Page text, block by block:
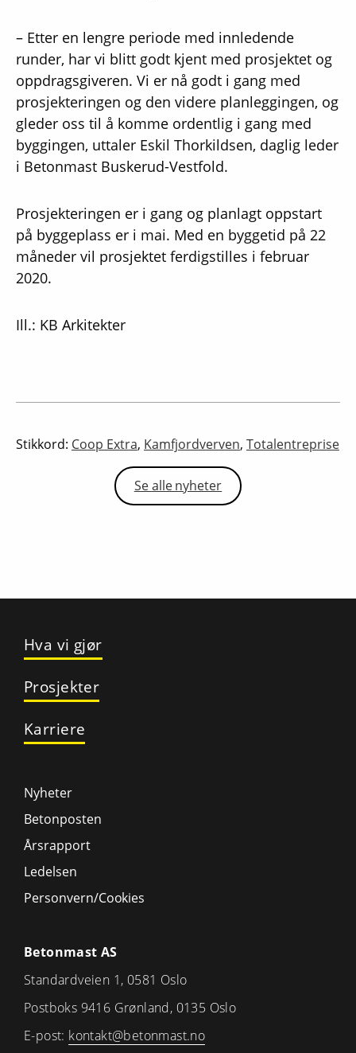
– Etter en lengre periode med innledende
runder, har vi blitt godt kjent med prosjektet og
oppdragsgiveren. Vi er nå godt i gang med
prosjekteringen og den videre planleggingen, og
gleder oss til å komme ordentlig i gang med
byggingen, uttaler Eskil Thorkildsen, daglig leder
i Betonmast Buskerud-Vestfold.
Prosjekteringen er i gang og planlagt oppstart
på byggeplass er i mai. Med en byggetid på 22
måneder vil prosjektet ferdigstilles i februar
2020.
Ill.: KB Arkitekter
Stikkord: Coop Extra, Kamfjordverven, Totalentreprise
Se alle nyheter
Hva vi gjør
Prosjekter
Karriere
Nyheter
Betonposten
Årsrapport
Ledelsen
Personvern/Cookies
Betonmast AS
Standardveien 1, 0581 Oslo
Postboks 9416 Grønland, 0135 Oslo
E-post: kontakt@betonmast.no